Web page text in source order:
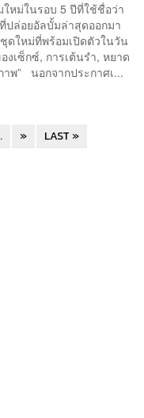
ใหม่ในรอบ 5 ปีที่ใช้ชื่อว่า
ปล่อยอัลบั้มล่าสุดออกมา
ดใหม่ที่พร้อมเปิดตัวในวัน
เซ็กซ์, การเต้นรำ, หยาด
าพ” นอกจากประกาศเ...
» LAST »